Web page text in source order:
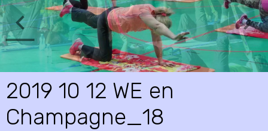
2019 10 12 WE en
Champagne_18